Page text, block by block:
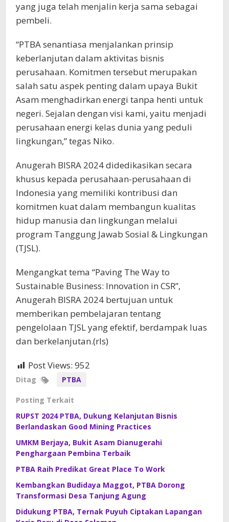
yang juga telah menjalin kerja sama sebagai
pembeli.
“PTBA senantiasa menjalankan prinsip
keberlanjutan dalam aktivitas bisnis
perusahaan. Komitmen tersebut merupakan
salah satu aspek penting dalam upaya Bukit
Asam menghadirkan energi tanpa henti untuk
negeri. Sejalan dengan visi kami, yaitu menjadi
perusahaan energi kelas dunia yang peduli
lingkungan,” tegas Niko.
Anugerah BISRA 2024 didedikasikan secara
khusus kepada perusahaan-perusahaan di
Indonesia yang memiliki kontribusi dan
komitmen kuat dalam membangun kualitas
hidup manusia dan lingkungan melalui
program Tanggung Jawab Sosial & Lingkungan
(TJSL).
Mengangkat tema “Paving The Way to
Sustainable Business: Innovation in CSR”,
Anugerah BISRA 2024 bertujuan untuk
memberikan pembelajaran tentang
pengelolaan TJSL yang efektif, berdampak luas
dan berkelanjutan.(rls)
Post Views: 952
Ditag PTBA
Posting Terkait
RUPST 2024 PTBA, Dukung Kelanjutan Bisnis
Berlandaskan Good Mining Practices
UMKM Berjaya, Bukit Asam Dianugerahi
Penghargaan Pembina Terbaik
PTBA Raih Predikat Great Place To Work
Kembangkan Budidaya Maggot, PTBA Dorong
Transformasi Desa Tanjung Agung
Didukung PTBA, Ternak Puyuh Ciptakan Lapangan